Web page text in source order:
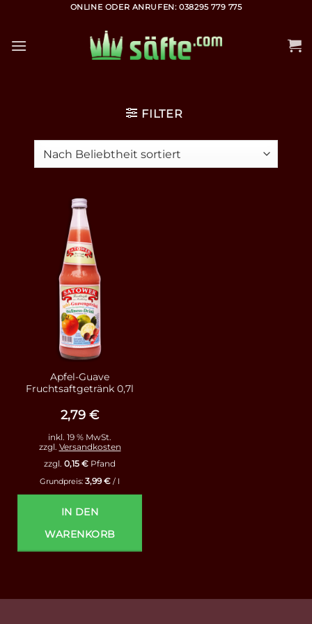
springen
ONLINE ODER ANRUFEN: 038295 779 775
FILTER
Apfel-Guave
Fruchtsaftgetränk 0,7l
2,79 €
inkl. 19 % MwSt.
zzgl. Versandkosten
zzgl. 0,15 € Pfand
Grundpreis: 3,99€ / l
IN DEN
WARENKORB